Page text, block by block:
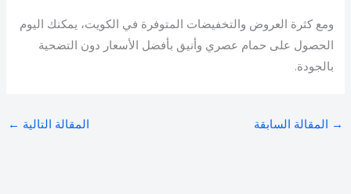
ومع كثرة العروض والتخفيضات المتوفرة في الكويت، يمكنك اليوم
الحصول على حمام عصري وأنيق بأفضل الأسعار دون التضحية
بالجودة.
→ المقالة السابقة المقالة التالية ←